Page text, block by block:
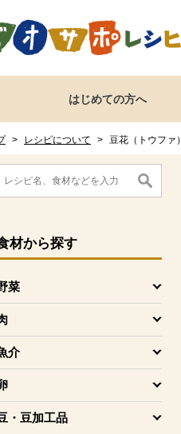
す。
する
はじめての方へ
> レシピについて > 豆花（トウファ）
から消費材検索メニューです。
材から探す
菜
開く
開く
介
開く
開く
・豆加工品
開く
材検索メニューここまで。
から本文です。